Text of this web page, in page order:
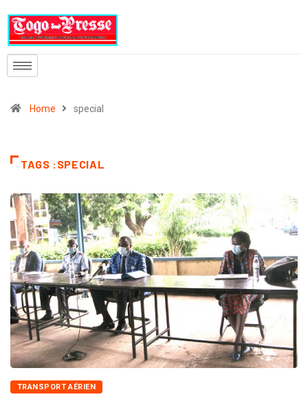
Home special
TAGS :SPECIAL
TRANSPORT AÉRIEN